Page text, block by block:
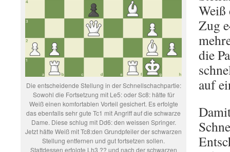
Die entscheidende Stellung in der Schnellschachpartie:
Sowohl die Fortsetzung mit Le5: oder Sc8: hätte für
Weiß einen komfortablen Vorteil gesichert. Es erfolgte
das ebenfalls sehr gute Tc1 mit Angriff auf die schwarze
Dame. Diese schlug mit Dd6: den weissen Springer.
Jetzt hätte Weiß mit Tc8:den Grundpfeiler der schwarzen
Stellung entfernen und gut fortsetzen sollen.
Stattdessen erfolgte Lh3 ?? und nach der schwarzen
Weiß
Zug
die
auf